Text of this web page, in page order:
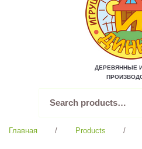
ДЕРЕВЯННЫЕ
for:
Главная / Products /